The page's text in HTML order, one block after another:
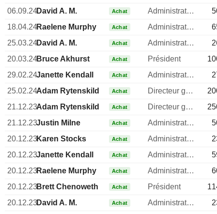
06.09.24David A. M. Achat Administrateur
18.04.24Raelene Murphy Achat Administrateur
25.03.24David A. M. Achat Administrateur
20.03.24Bruce Akhurst Achat Président
29.02.24Janette Kendall Achat Administrateur
25.02.24Adam Rytenskild Achat Directeur general
21.12.23Adam Rytenskild Achat Directeur general
21.12.23Justin Milne Achat Administrateur
20.12.23Karen Stocks Achat Administrateur
20.12.23Janette Kendall Achat Administrateur
20.12.23Raelene Murphy Achat Administrateur
20.12.23Brett Chenoweth Achat Président
20.12.23David A. M. Achat Administrateur